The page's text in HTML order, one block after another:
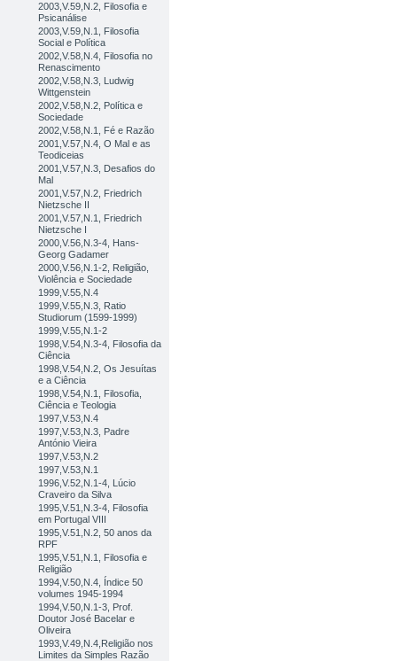
2003,V.59,N.2, Filosofia e
Psicanálise
2003,V.59,N.1, Filosofia
Social e Política
2002,V.58,N.4, Filosofia no
Renascimento
2002,V.58,N.3, Ludwig
Wittgenstein
2002,V.58,N.2, Política e
Sociedade
2002,V.58,N.1, Fé e Razão
2001,V.57,N.4, O Mal e as
Teodiceias
2001,V.57,N.3, Desafios do
Mal
2001,V.57,N.2, Friedrich
Nietzsche II
2001,V.57,N.1, Friedrich
Nietzsche I
2000,V.56,N.3-4, Hans-
Georg Gadamer
2000,V.56,N.1-2, Religião,
Violência e Sociedade
1999,V.55,N.4
1999,V.55,N.3, Ratio
Studiorum (1599-1999)
1999,V.55,N.1-2
1998,V.54,N.3-4, Filosofia da
Ciência
1998,V.54,N.2, Os Jesuítas
e a Ciência
1998,V.54,N.1, Filosofia,
Ciência e Teologia
1997,V.53,N.4
1997,V.53,N.3, Padre
António Vieira
1997,V.53,N.2
1997,V.53,N.1
1996,V.52,N.1-4, Lúcio
Craveiro da Silva
1995,V.51,N.3-4, Filosofia
em Portugal VIII
1995,V.51,N.2, 50 anos da
RPF
1995,V.51,N.1, Filosofia e
Religião
1994,V.50,N.4, Índice 50
volumes 1945-1994
1994,V.50,N.1-3, Prof.
Doutor José Bacelar e
Oliveira
1993,V.49,N.4,Religião nos
Limites da Simples Razão